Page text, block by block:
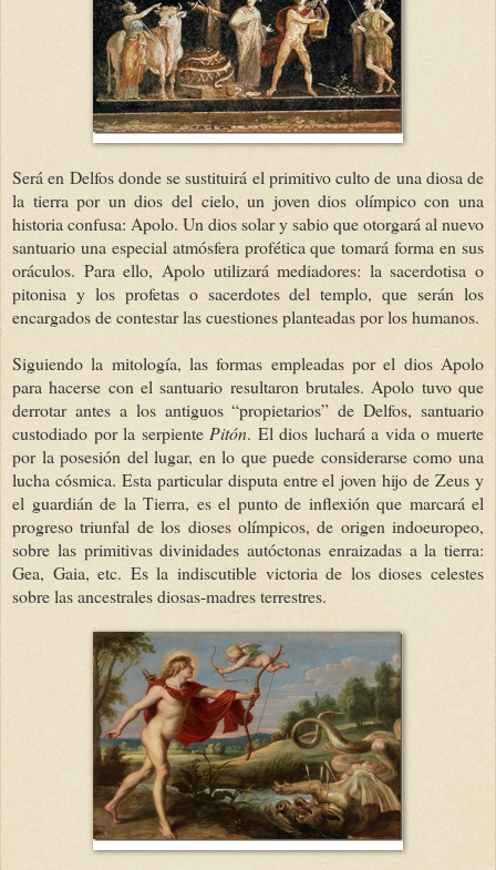
Será en Delfos donde se sustituirá el primitivo culto de una diosa de
la tierra por un dios del cielo, un joven dios olímpico con una
historia confusa: Apolo. Un dios solar y sabio que otorgará al nuevo
santuario una especial atmósfera profética que tomará forma en sus
oráculos. Para ello, Apolo utilizará mediadores: la sacerdotisa o
pitonisa y los profetas o sacerdotes del templo, que serán los
encargados de contestar las cuestiones planteadas por los humanos.
Siguiendo la mitología, las formas empleadas por el dios Apolo
para hacerse con el santuario resultaron brutales. Apolo tuvo que
derrotar antes a los antiguos “propietarios” de Delfos, santuario
custodiado por la serpiente Pitón. El dios luchará a vida o muerte
por la posesión del lugar, en lo que puede considerarse como una
lucha cósmica. Esta particular disputa entre el joven hijo de Zeus y
el guardián de la Tierra, es el punto de inflexión que marcará el
progreso triunfal de los dioses olímpicos, de origen indoeuropeo,
sobre las primitivas divinidades autóctonas enraizadas a la tierra:
Gea, Gaia, etc. Es la indiscutible victoria de los dioses celestes
sobre las ancestrales diosas-madres terrestres.